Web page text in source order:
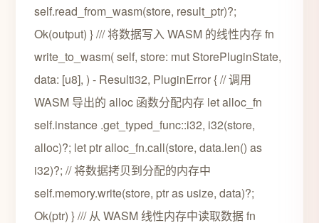
self.read_from_wasm(store, result_ptr)?;
Ok(output) } /// 将数据写入 WASM 的线性内存 fn
write_to_wasm( self, store: mut StorePluginState,
data: [u8], ) - Resulti32, PluginError { // 调用
WASM 导出的 alloc 函数分配内存 let alloc_fn
self.instance .get_typed_func::i32, i32(store,
alloc)?; let ptr alloc_fn.call(store, data.len() as
i32)?; // 将数据拷贝到分配的内存中
self.memory.write(store, ptr as usize, data)?;
Ok(ptr) } /// 从 WASM 线性内存中读取数据 fn